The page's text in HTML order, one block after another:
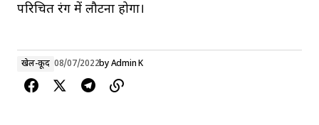
परिचित रंग में लौटना होगा।
खेल-कूद 08/07/2022byAdmin K